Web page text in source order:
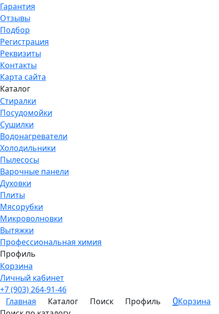
Гарантия
Отзывы
Подбор
Регистрация
Реквизиты
Контакты
Карта сайта
Каталог
Стиралки
Посудомойки
Сушилки
Водонагреватели
Холодильники
Пылесосы
Варочные панели
Духовки
Плиты
Мясорубки
Микроволновки
Вытяжки
Профессиональная химия
Профиль
Корзина
Личный кабинет
+7 (903) 264-91-46
Главная
Каталог Поиск Профиль 0Корзина